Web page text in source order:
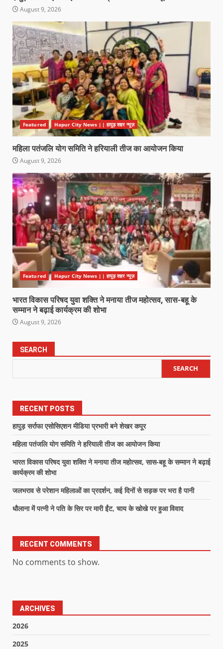
August 9, 2026
Featured Hapur City News || हापुड़ शहर न्यूज़
महिला पतंजलि योग समिति ने हरियाली तीज का आयोजन किया
August 9, 2026
Featured Hapur City News || हापुड़ शहर न्यूज़
भारत विकास परिषद युवा शक्ति ने मनाया तीज महोत्सव, सास-बहू के
सम्मान ने बढ़ाई कार्यक्रम की शोभा
August 9, 2026
SEARCH
SEARCH
RECENT POSTS
हापुड़ सर्राफा एसोसिएशन मीडिया प्रभारी बने शेखर कपूर
महिला पतंजलि योग समिति ने हरियाली तीज का आयोजन किया
भारत विकास परिषद युवा शक्ति ने मनाया तीज महोत्सव, सास-बहू के सम्मान ने बढ़ाई
कार्यक्रम की शोभा
जलभराव से परेशान महिलाओं का प्रदर्शन, कई दिनों से सड़क पर भरा है पानी
धौलाना में पत्नी ने पति के सिर पर मारी ईंट, चाय के खोखे पर हुआ विवाद
RECENT COMMENTS
No comments to show.
ARCHIVES
2026
2025